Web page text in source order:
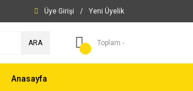
Üye Girişi / Yeni Üyelik
ARA Toplam -
Anasayfa